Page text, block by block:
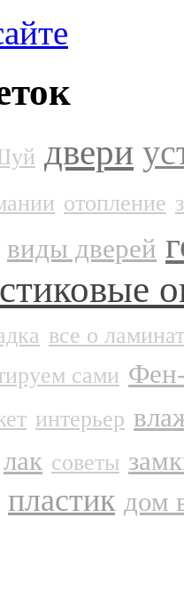
двери
отопление
виды дверей
все о
сами
интерьер
лак советы
пластик дом